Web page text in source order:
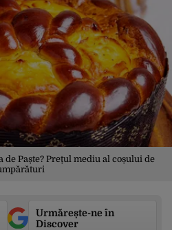
de Paște? Prețul mediu al coșului de
Urmărește-ne în
Discover